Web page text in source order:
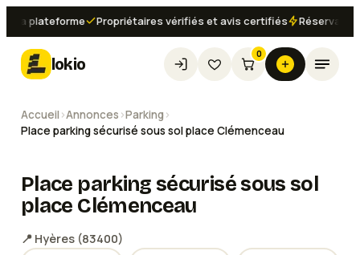
plateforme Propriétaires vérifiés et avis certifiés Réservation
lokio
0
Accueil ›Annonces ›Parking›
Place parking sécurisé sous sol place Clémenceau
Place parking sécurisé sous sol
place Clémenceau
📍 Hyères (83400)